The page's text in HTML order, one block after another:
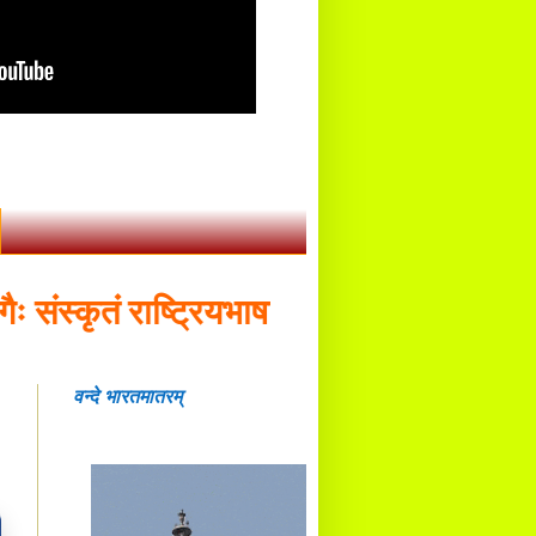
राष्ट्रियभाषा भवितव्या - डॉ.
वन्दे भारतमातरम्